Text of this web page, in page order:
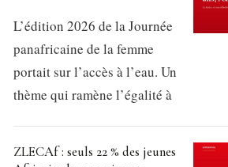
L’édition 2026 de la Journée
panafricaine de la femme
portait sur l’accès à l’eau. Un
thème qui ramène l’égalité à
ZLECAf : seuls 22 % des jeunes